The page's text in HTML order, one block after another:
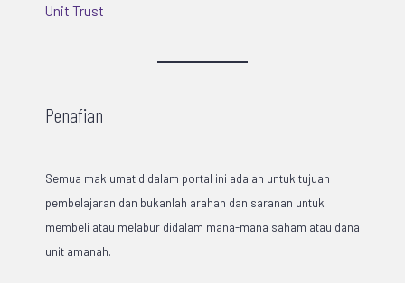
Unit Trust
Penafian
Semua maklumat didalam portal ini adalah untuk tujuan
pembelajaran dan bukanlah arahan dan saranan untuk
membeli atau melabur didalam mana-mana saham atau dana
unit amanah.